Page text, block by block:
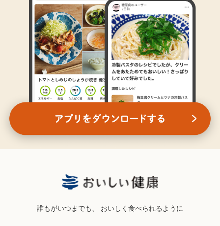
誰もがいつまでも、 おいしく食べられるように